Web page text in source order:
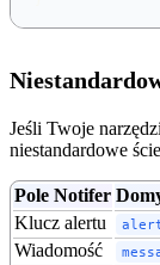
Jeśli Twoje
niestandardowe
Pole Notifer
Klucz alertu
Wiadomość